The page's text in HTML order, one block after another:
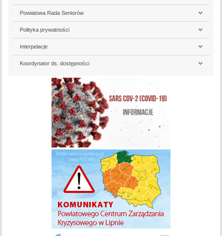
Powiatowa Rada Seniorów
Polityka prywatności
Interpelacje
Koordynator ds. dostępności